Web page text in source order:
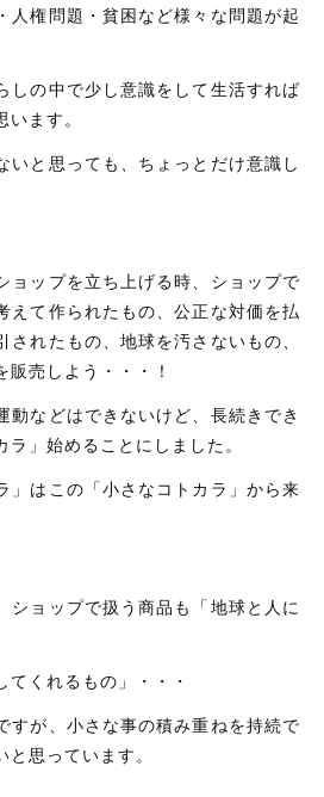
人権問題・貧困など様々な問題が起
しの中で少し意識をして生活すれば
ます。
いと思っても、ちょっとだけ意識し
ョップを立ち上げる時、ショップで
えて作られたもの、公正な対価を払
されたもの、地球を汚さないもの、
売しよう・・・！
動などはできないけど、長続きでき
」始めることにしました。
」はこの「小さなコトカラ」から来
ショップで扱う商品も「地球と人に
てくれるもの」・・・
すが、小さな事の積み重ねを持続で
と思っています。
トラッピング
その他